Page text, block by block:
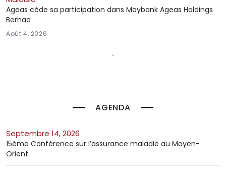
AGENDA
septembre 14, 2026
15ème Conférence sur l’assurance maladie au Moyen-
Orient
Ageas cède sa participation dans Maybank Ageas Holdings
Berhad
Août 4, 2026